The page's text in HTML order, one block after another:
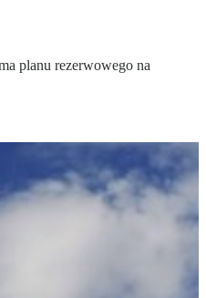
planu rezerwowego na